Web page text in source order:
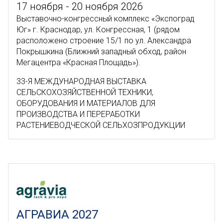
17 ноября - 20 ноября 2026
Выставочно-конгрессный комплекс «Экспоград
Юг» г. Краснодар, ул. Конгрессная, 1 (рядом
расположено строение 15/1 по ул. Александра
Покрышкина (Ближний западный обход, район
Мегацентра «Красная Площадь»).
33-Я МЕЖДУНАРОДНАЯ ВЫСТАВКА
СЕЛЬСКОХОЗЯЙСТВЕННОЙ ТЕХНИКИ,
ОБОРУДОВАНИЯ И МАТЕРИАЛОВ ДЛЯ
ПРОИЗВОДСТВА И ПЕРЕРАБОТКИ
РАСТЕНИЕВОДЧЕСКОЙ СЕЛЬХОЗПРОДУКЦИИ
АГРАВИА 2027